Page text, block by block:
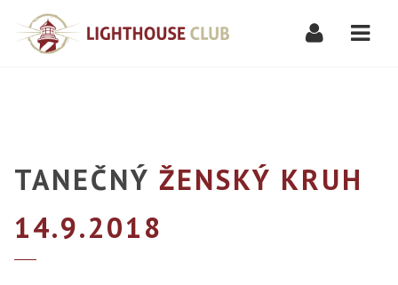
TANEČNÝ ŽENSKÝ KRUH
14.9.2018